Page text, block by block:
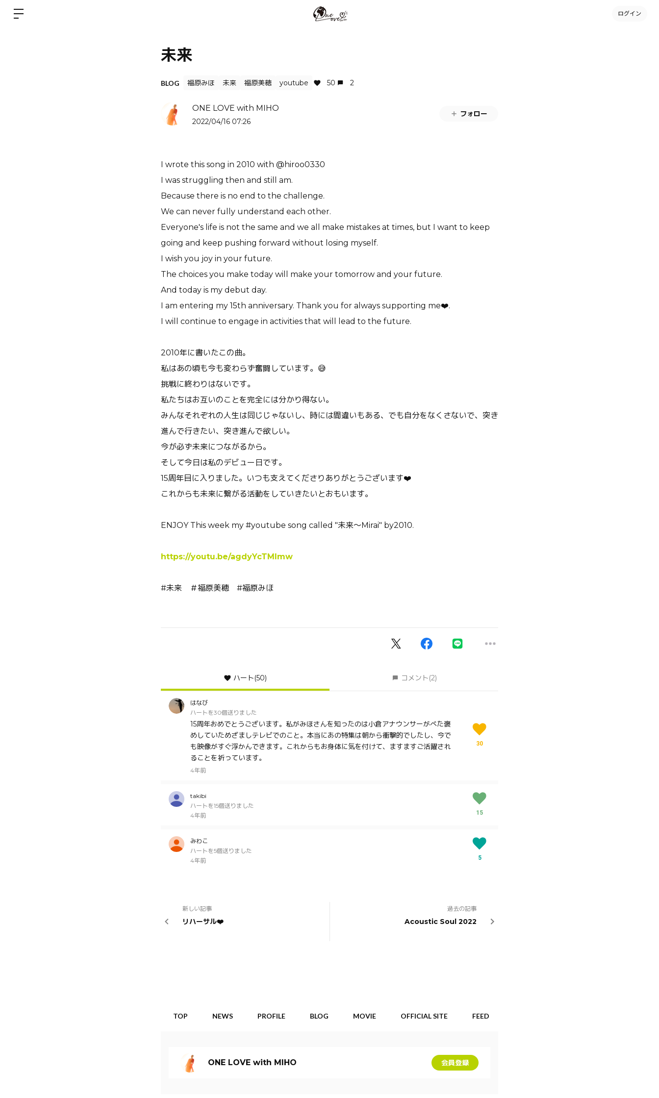
ログイン
未来
BLOG 福原みほ 未来 福原美穂 youtube 50 2
ONE LOVE with MIHO
2022/04/16 07:26
フォロー
I wrote this song in 2010 with @hiroo0330
I was struggling then and still am.
Because there is no end to the challenge.
We can never fully understand each other.
Everyone's life is not the same and we all make mistakes at times, but I want to keep
going and keep pushing forward without losing myself.
I wish you joy in your future.
The choices you make today will make your tomorrow and your future.
And today is my debut day.
I am entering my 15th anniversary. Thank you for always supporting me❤️.
I will continue to engage in activities that will lead to the future.
2010年に書いたこの曲。
私はあの頃も今も変わらず奮闘しています。😅
挑戦に終わりはないです。
私たちはお互いのことを完全には分かり得ない。
みんなそれぞれの人生は同じじゃないし、時には間違いもある、でも自分をなくさないで、突き
進んで行きたい、突き進んで欲しい。
今が必ず未来につながるから。
そして今日は私のデビュー日です。
15周年目に入りました。いつも支えてくださりありがとうございます❤️
これからも未来に繋がる活動をしていきたいとおもいます。
ENJOY This week my #youtube song called "未来〜Mirai" by2010.
https://youtu.be/agdyYcTMImw
#未来 ＃福原美穂 #福原みほ
ハート(50) コメント(2)
はなび
ハートを30個送りました
15周年おめでとうございます。私がみほさんを知ったのは小倉アナウンサーがべた褒
めしていためざましテレビでのこと。本当にあの特集は朝から衝撃的でしたし、今で
も映像がすぐ浮かんできます。これからもお身体に気を付けて、ますますご活躍され
ることを祈っています。
4年前
30
takibi
ハートを15個送りました
4年前
15
みわこ
ハートを5個送りました
4年前
5
新しい記事
リハーサル❤️
過去の記事
Acoustic Soul 2022
TOP NEWS PROFILE BLOG MOVIE OFFICIAL SITE FEED
ONE LOVE with MIHO 会員登録